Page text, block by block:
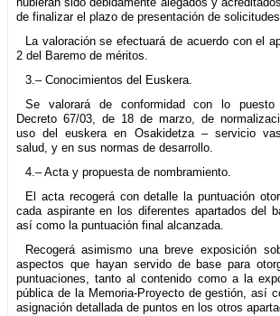
de finalizar el plazo de presentación de
La valoración se efectuará de acuerdo con el
2 del Baremo de méritos.
3.– Conocimientos del Euskera.
Se valorará de conformidad con lo
Decreto 67/03, de 18 de marzo, de
uso del euskera en Osakidetza – servicio
salud, y en sus normas de desarrollo.
4.– Acta y propuesta de nombramiento.
El acta recogerá con detalle la puntuación
cada aspirante en los diferentes apartados del
así como la puntuación final alcanzada.
Recogerá asimismo una breve exposición
aspectos que hayan servido de base para
puntuaciones, tanto al contenido como a la
pública de la Memoria-Proyecto de gestión, así
asignación detallada de puntos en los otros